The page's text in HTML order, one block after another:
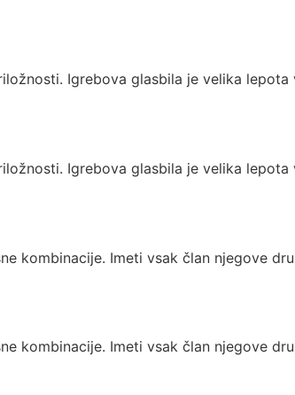
Igrebova glasbila je velika lepota
Igrebova glasbila je velika lepota
kombinacije. Imeti vsak član njegove
kombinacije. Imeti vsak član njegove